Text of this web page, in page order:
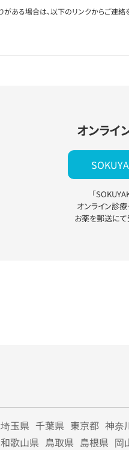
がある場合は、以下のリンクからご連絡
オンライ
「
オンライン診
お薬を郵送に
埼玉県 千葉県 東京都 神奈
和歌山県 鳥取県 島根県 岡